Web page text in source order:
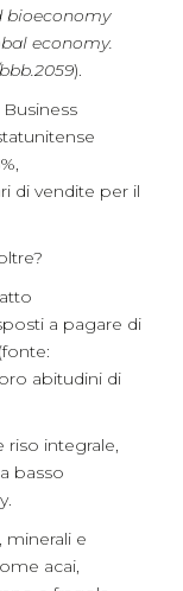
bioeconomy
economy.
).
di vendite per il
a pagare di
abitudini di
riso integrale,
basso
minerali e
acai,